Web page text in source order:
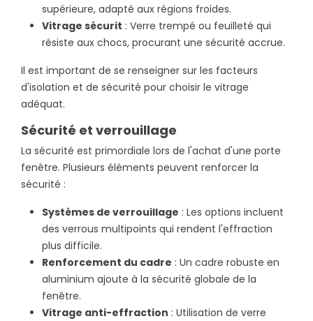
supérieure, adapté aux régions froides.
Vitrage sécurit : Verre trempé ou feuilleté qui
résiste aux chocs, procurant une sécurité accrue.
Il est important de se renseigner sur les facteurs
d'isolation et de sécurité pour choisir le vitrage
adéquat.
Sécurité et verrouillage
La sécurité est primordiale lors de l'achat d'une porte
fenêtre. Plusieurs éléments peuvent renforcer la
sécurité :
Systèmes de verrouillage : Les options incluent
des verrous multipoints qui rendent l'effraction
plus difficile.
Renforcement du cadre : Un cadre robuste en
aluminium ajoute à la sécurité globale de la
fenêtre.
Vitrage anti-effraction : Utilisation de verre